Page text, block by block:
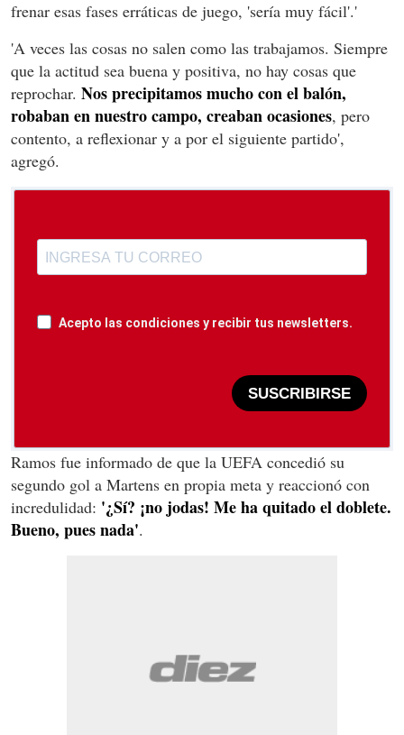
frenar esas fases erráticas de juego, 'sería muy fácil'.'
'A veces las cosas no salen como las trabajamos. Siempre
que la actitud sea buena y positiva, no hay cosas que
reprochar. Nos precipitamos mucho con el balón,
robaban en nuestro campo, creaban ocasiones, pero
contento, a reflexionar y a por el siguiente partido',
agregó.
Acepto las condiciones y recibir tus newsletters.
SUSCRIBIRSE
Ramos fue informado de que la UEFA concedió su
segundo gol a Martens en propia meta y reaccionó con
incredulidad: '¿Sí? ¡no jodas! Me ha quitado el doblete.
Bueno, pues nada'.